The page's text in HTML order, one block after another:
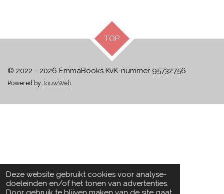
Deze website gebruikt cookies voor analyse-
doeleinden en/of het tonen van advertenties.
TOP
© 2022 - 2026 EmmaBooks KvK-nummer 95732756
Powered by JouwWeb